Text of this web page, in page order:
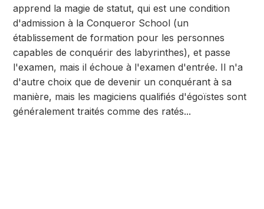
apprend la magie de statut, qui est une condition
d'admission à la Conqueror School (un
établissement de formation pour les personnes
capables de conquérir des labyrinthes), et passe
l'examen, mais il échoue à l'examen d'entrée. Il n'a
d'autre choix que de devenir un conquérant à sa
manière, mais les magiciens qualifiés d'égoïstes sont
généralement traités comme des ratés...